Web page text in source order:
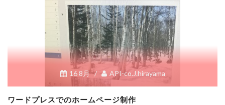
16 8月 / API-co.J.hirayama
ワードプレスでのホームページ制作